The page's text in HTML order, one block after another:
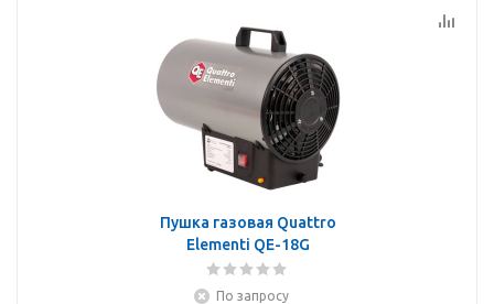
Пушка газовая Quattro
Elementi QE-18G
По запросу